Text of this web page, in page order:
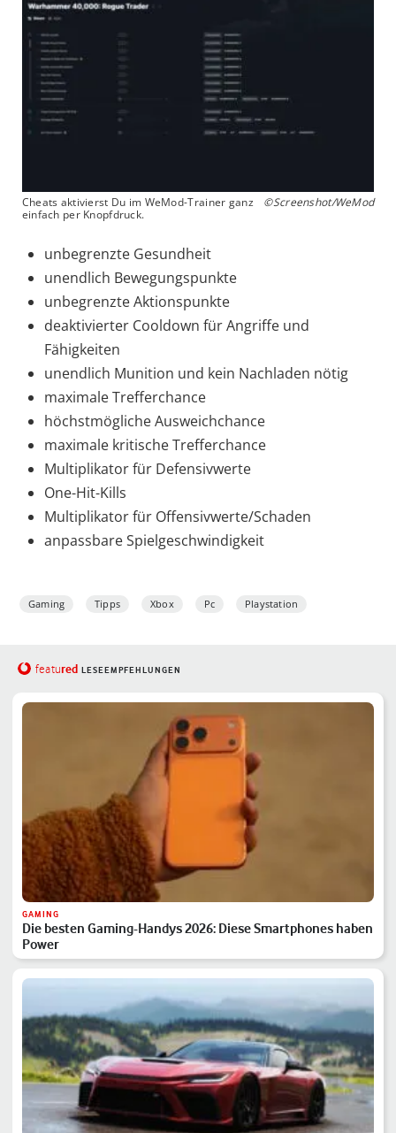
Cheats aktivierst Du im WeMod-Trainer ganz
einfach per Knopfdruck.
©Screenshot/WeMod
unbegrenzte Gesundheit
unendlich Bewegungspunkte
unbegrenzte Aktionspunkte
deaktivierter Cooldown für Angriffe und
Fähigkeiten
unendlich Munition und kein Nachladen nötig
maximale Trefferchance
höchstmögliche Ausweichchance
maximale kritische Trefferchance
Multiplikator für Defensivwerte
One-Hit-Kills
Multiplikator für Offensivwerte/Schaden
anpassbare Spielgeschwindigkeit
Gaming Tipps Xbox Pc Playstation
featured LESEEMPFEHLUNGEN
GAMING
Die besten Gaming-Handys 2026: Diese Smartphones haben
Power